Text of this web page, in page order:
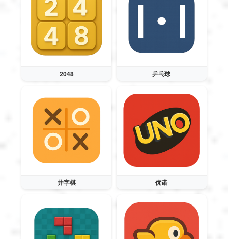
Ελληνικά
Română
Indonesia
Українська
2048 乒乓球
井字棋 优诺